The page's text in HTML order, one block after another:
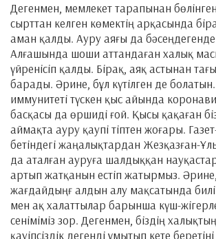
Дегенмен, мемлекет тарапынан
сырттан келген көмектің арқасында
аман қалды. Ауру аяғы да
Алғашында шоши аттандаған халық
үйренісіп қалды. Бірақ, аяқ астынан
барады. Әрине, бұл күтілген де
иммунитеті түскен қыс айында
басқасы да өршиді ғой. Қысы қақаған
аймақта ауру қаупі тіптен жоғары.
бетіндегі жаңалықтардан Жезқазған-
да аталған ауруға шалдыққан
артып жатқанын естіп жатырмыз.
жағдайдыңғ алдын алу мақсатында
мен ақ халаттылар барынша күш-
сеніміміз зор. Дегенмен, біздің
қауіпсіздік дегенді ұмытып кете беретіні